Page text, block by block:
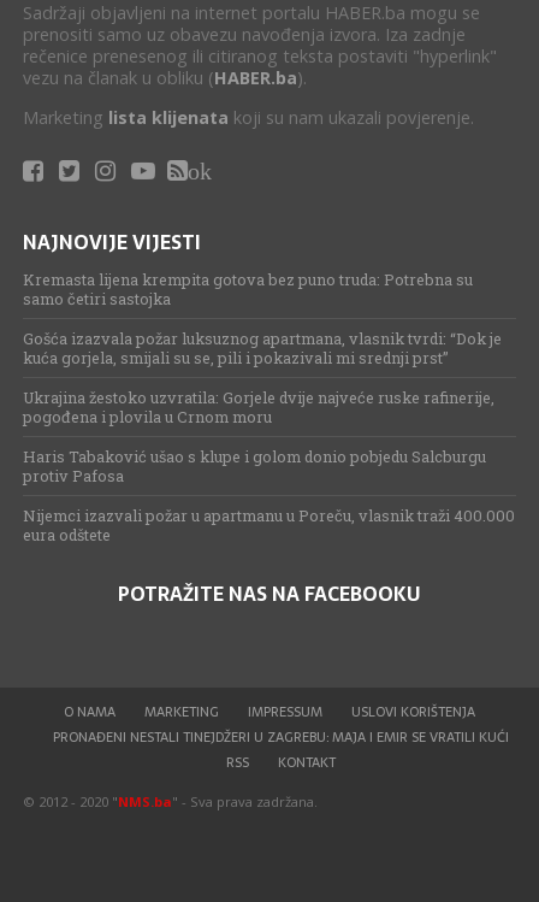
Sadržaji objavljeni na internet portalu HABER.ba mogu se
prenositi samo uz obavezu navođenja izvora. Iza zadnje
rečenice prenesenog ili citiranog teksta postaviti "hyperlink"
vezu na članak u obliku (HABER.ba).
Marketing lista klijenata koji su nam ukazali povjerenje.
ok
NAJNOVIJE VIJESTI
Kremasta lijena krempita gotova bez puno truda: Potrebna su
samo četiri sastojka
Gošća izazvala požar luksuznog apartmana, vlasnik tvrdi: “Dok je
kuća gorjela, smijali su se, pili i pokazivali mi srednji prst”
Ukrajina žestoko uzvratila: Gorjele dvije najveće ruske rafinerije,
pogođena i plovila u Crnom moru
Haris Tabaković ušao s klupe i golom donio pobjedu Salcburgu
protiv Pafosa
Nijemci izazvali požar u apartmanu u Poreču, vlasnik traži 400.000
eura odštete
POTRAŽITE NAS NA FACEBOOKU
O NAMA MARKETING IMPRESSUM
USLOVI KORIŠTENJA
PRONAĐENI NESTALI TINEJDŽERI U ZAGREBU: MAJA I EMIR SE VRATILI KUĆI
RSS
KONTAKT
© 2012 - 2020 "NMS.ba" - Sva prava zadržana.